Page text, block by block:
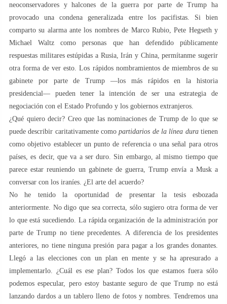
neoconservadores y halcones de la guerra por parte de Trump ha
provocado una condena generalizada entre los pacifistas. Si bien
comparto su alarma ante los nombres de Marco Rubio, Pete Hegseth y
Michael Waltz como personas que han defendido públicamente
respuestas militares estúpidas a Rusia, Irán y China, permítanme sugerir
otra forma de ver esto. Los rápidos nombramientos de miembros de su
gabinete por parte de Trump —los más rápidos en la historia
presidencial— pueden tener la intención de ser una estrategia de
negociación con el Estado Profundo y los gobiernos extranjeros.
¿Qué quiero decir? Creo que las nominaciones de Trump de lo que se
puede describir caritativamente comopartidarios de la línea duratienen
como objetivo establecer un punto de referencia o una señal para otros
países, es decir, que va a ser duro. Sin embargo, al mismo tiempo que
parece estar reuniendo un gabinete de guerra, Trump envía a Musk a
conversar con los iraníes. ¿El arte del acuerdo?
No he tenido la oportunidad de presentar la tesis esbozada
anteriormente. No digo que sea correcta, sólo sugiero otra forma de ver
lo que está sucediendo. La rápida organización de la administración por
parte de Trump no tiene precedentes. A diferencia de los presidentes
anteriores, no tiene ninguna presión para pagar a los grandes donantes.
Llegó a las elecciones con un plan en mente y se ha apresurado a
implementarlo. ¿Cuál es ese plan? Todos los que estamos fuera sólo
podemos especular, pero estoy bastante seguro de que Trump no está
lanzando dardos a un tablero lleno de fotos y nombres. Tendremos una